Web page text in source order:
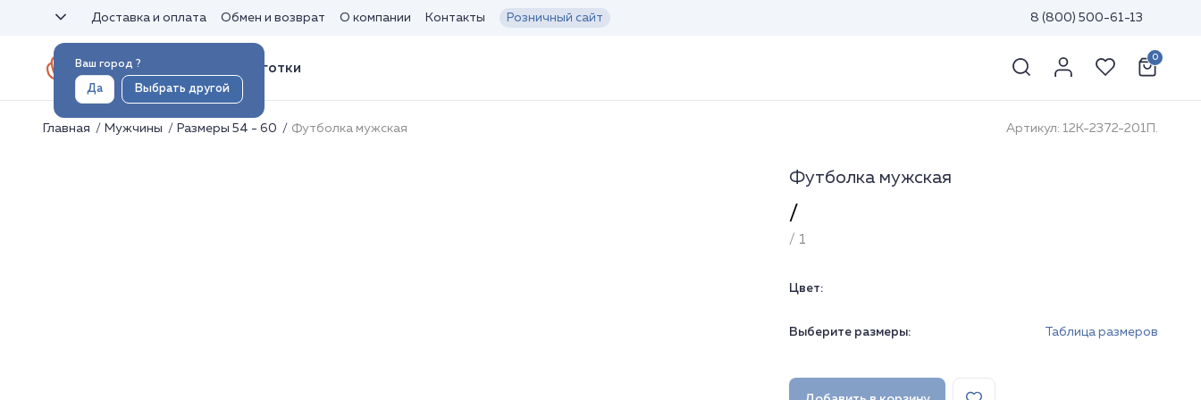
Ваш город ?
Да Выбрать другой
Доставка и оплата Обмен и возврат О компании Контакты Розничный сайт 8 (800) 500-61-13
Носки и колготки
0
Главная Мужчины Размеры 54 - 60 Футболка мужская Артикул: 12К-2372-201П.
Футболка мужская
/
/ 1
Цвет:
Выберите размеры: Таблица размеров